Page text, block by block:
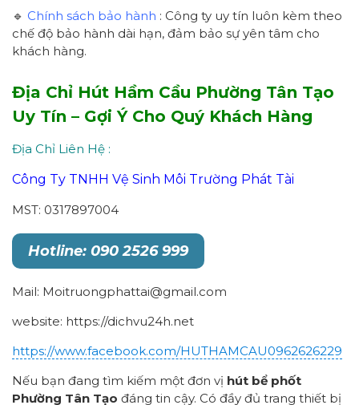
🔹 Chính sách bảo hành : Công ty uy tín luôn kèm theo
chế độ bảo hành dài hạn, đảm bảo sự yên tâm cho
khách hàng.
Địa Chỉ Hút Hầm Cầu Phường Tân Tạo
Uy Tín – Gợi Ý Cho Quý Khách Hàng
Địa Chỉ Liên Hệ :
Công Ty TNHH Vệ Sinh Môi Trường Phát Tài
MST: 0317897004
Hotline: 090 2526 999
Mail: Moitruongphattai@gmail.com
website: https://dichvu24h.net
https://www.facebook.com/HUTHAMCAU0962626229
Nếu bạn đang tìm kiếm một đơn vị hút bể phốt
Phường Tân Tạo đáng tin cậy. Có đầy đủ trang thiết bị